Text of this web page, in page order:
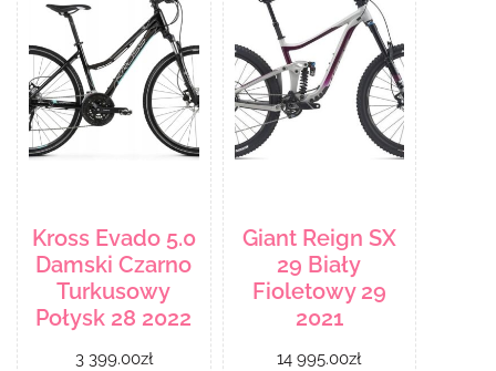
Kross Evado 5.0
Damski Czarno
Turkusowy
Połysk 28 2022
3 399.00zł
Giant Reign SX
29 Biały
Fioletowy 29
2021
14 995.00zł